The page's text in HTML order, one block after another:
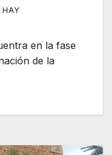
HAY
en la fase
de la